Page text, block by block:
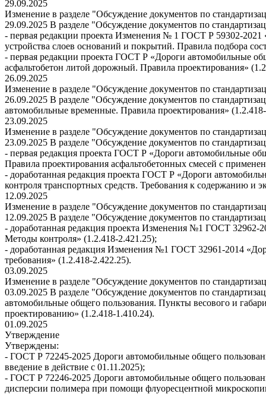
29.09.2025
Изменение в разделе "Обсуждение документов по
29.09.2025 В разделе "Обсуждение документов по
- первая редакции проекта Изменения № 1 ГОСТ Р 59302-
устройства слоев оснований и покрытий. Правила подбора
- первая редакции проекта ГОСТ Р «Дороги автомобильные
асфальтобетон литой дорожный. Правила проектирования»
26.09.2025
Изменение в разделе "Обсуждение документов по
26.09.2025 В разделе "Обсуждение документов по
автомобильные временные. Правила проектирования»
23.09.2025
Изменение в разделе "Обсуждение документов по
23.09.2025 В разделе "Обсуждение документов по
- первая редакция проекта ГОСТ Р «Дороги автомобильные
Правила проектирования асфальтобетонных смесей с
- доработанная редакция проекта ГОСТ Р «Дороги
контроля транспортных средств. Требования к содержанию и
12.09.2025
Изменение в разделе "Обсуждение документов по
12.09.2025 В разделе "Обсуждение документов по
- доработанная редакция проекта Изменения №1 ГОСТ
Методы контроля» (1.2.418-2.421.25);
- доработанная редакция Изменения №1 ГОСТ 32961-2014
требования» (1.2.418-2.422.25).
03.09.2025
Изменение в разделе "Обсуждение документов по
03.09.2025 В разделе "Обсуждение документов по
автомобильные общего пользования. Пункты весового и
проектированию» (1.2.418-1.410.24).
01.09.2025
Утверждение
Утверждены:
- ГОСТ Р 72245-2025 Дороги автомобильные общего
введение в действие с 01.11.2025);
- ГОСТ Р 72246-2025 Дороги автомобильные общего
дисперсии полимера при помощи флуоресцентной